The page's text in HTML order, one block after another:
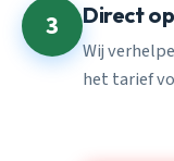
3 Direct
Wij
het tarief